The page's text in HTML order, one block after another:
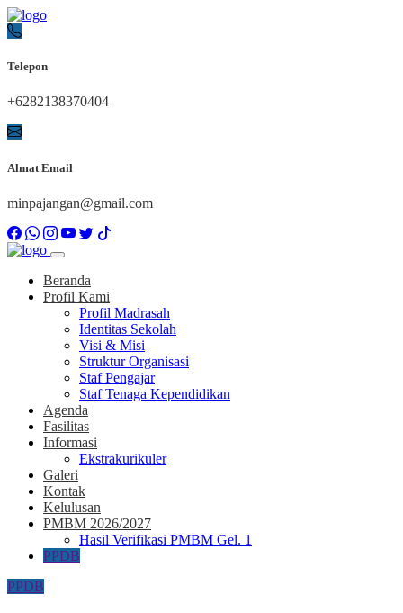
Telepon
+6282138370404
Almat Email
minpajangan@gmail.com
Beranda
Profil Kami
Profil Madrasah
Identitas Sekolah
Visi & Misi
Struktur Organisasi
Staf Pengajar
Staf Tenaga Kependidikan
Agenda
Fasilitas
Informasi
Ekstrakurikuler
Galeri
Kontak
Kelulusan
PMBM 2026/2027
Hasil Verifikasi PMBM Gel. 1
PPDB
PPDB